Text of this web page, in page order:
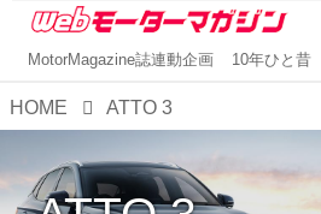
MotorMagazine誌連動企画 10年ひと昔
HOME ATTO 3